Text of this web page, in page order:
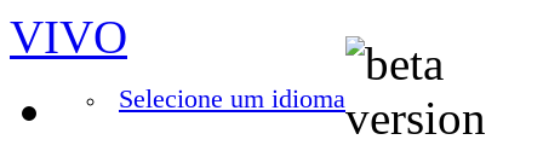
VIVO
Selecione um idioma